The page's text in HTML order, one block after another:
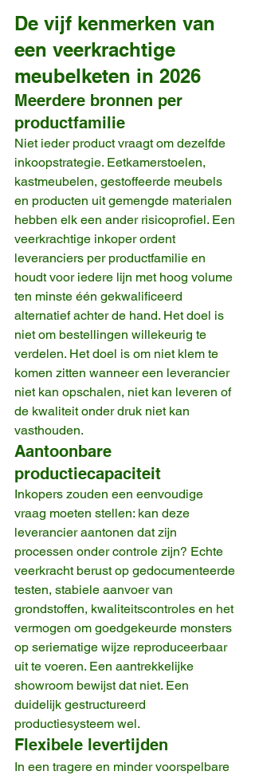
De vijf kenmerken van
een veerkrachtige
meubelketen in 2026
Meerdere bronnen per
productfamilie
Niet ieder product vraagt om dezelfde
inkoopstrategie. Eetkamerstoelen,
kastmeubelen, gestoffeerde meubels
en producten uit gemengde materialen
hebben elk een ander risicoprofiel. Een
veerkrachtige inkoper ordent
leveranciers per productfamilie en
houdt voor iedere lijn met hoog volume
ten minste één gekwalificeerd
alternatief achter de hand. Het doel is
niet om bestellingen willekeurig te
verdelen. Het doel is om niet klem te
komen zitten wanneer een leverancier
niet kan opschalen, niet kan leveren of
de kwaliteit onder druk niet kan
vasthouden.
Aantoonbare
productiecapaciteit
Inkopers zouden een eenvoudige
vraag moeten stellen: kan deze
leverancier aantonen dat zijn
processen onder controle zijn? Echte
veerkracht berust op gedocumenteerde
testen, stabiele aanvoer van
grondstoffen, kwaliteitscontroles en het
vermogen om goedgekeurde monsters
op seriematige wijze reproduceerbaar
uit te voeren. Een aantrekkelijke
showroom bewijst dat niet. Een
duidelijk gestructureerd
productiesysteem wel.
Flexibele levertijden
In een tragere en minder voorspelbare